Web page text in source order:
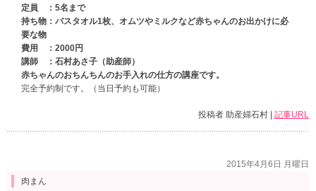
定員 ：5名まで
持ち物：バスタオル1枚、オムツやミルクなど赤ちゃんのお出かけに必
要な物
費用 ：2000円
講師 ：石村あさ子（助産師）
赤ちゃんのおちんちんのお手入れの仕方の講座です。
完全予約制です。（当日予約も可能）
投稿者 助産婦石村 | 記事URL
2015年4月6日 月曜日
肉まん